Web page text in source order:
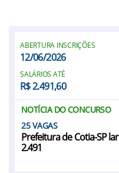
ABERTURA INSCRIÇÕES
12/06/2026
SALÁRIOS ATÉ
R$ 2.491,60
NOTÍCIA DO CONCURSO
25
Prefeitura de Cotia-SP
2.491